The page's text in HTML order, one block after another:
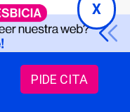
X
PIDE CITA